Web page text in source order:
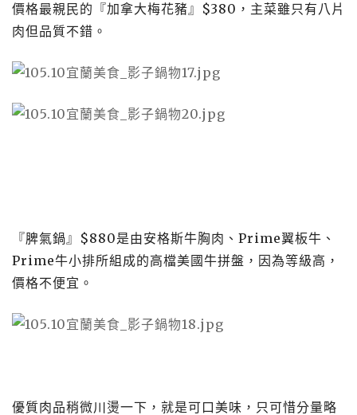
價格最親民的『加拿大梅花豬』$380，主菜雖只有八片
肉但品質不錯。
『脾氣鍋』$880是由安格斯牛胸肉、Prime翼板牛、
Prime牛小排所組成的高檔美國牛拼盤，因為等級高，
價格不便宜。
優質肉品稍微川燙一下，就是可口美味，只可惜分量略